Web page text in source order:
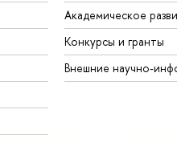
Академическое
Конкурсы и гранты
Внешние научно-